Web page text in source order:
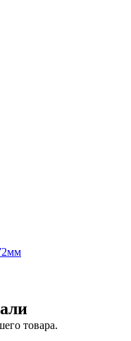
товара.